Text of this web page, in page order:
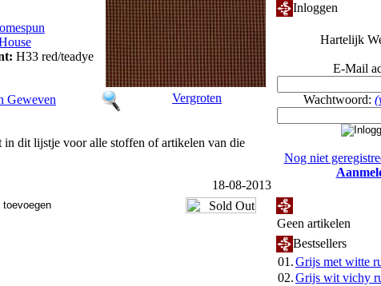
Vergroten
H33 red/teadye
Geweven
dit lijstje voor alle stoffen of artikelen van die
18-08-2013
Inloggen
Hartelijk
E-Mail
Wachtwoord:
Nog niet
Geen artikelen
Bestsellers
01.Grijs met witte
02.Grijs wit vichy